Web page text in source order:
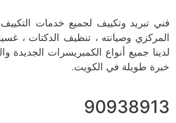
فني تبريد وتكييف لجميع خدمات
المركزي وصيانته ، تنظيف الدكتات ،
لدينا جميع أنواع الكمبريسرات الجديدة
خبرة طويلة في الكويت.
90938913